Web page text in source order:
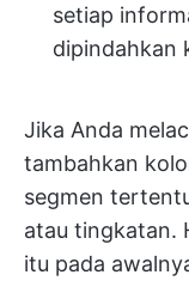
setiap
dipindahkan
Jika Anda
tambahkan
segmen
atau tingkatan.
itu pada